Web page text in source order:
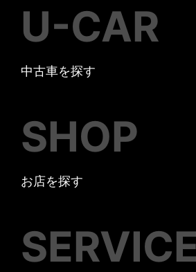
U-CAR
中古車を探す
SHOP
お店を探す
SERVICE